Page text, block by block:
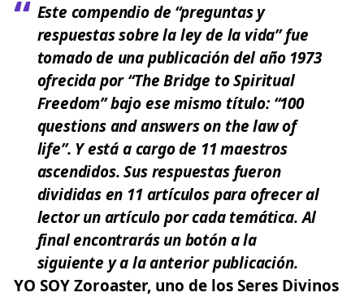
Este compendio de “preguntas y
respuestas sobre la ley de la vida” fue
tomado de una publicación del año 1973
ofrecida por “The Bridge to Spiritual
Freedom” bajo ese mismo título: “100
questions and answers on the law of
life”. Y está a cargo de 11 maestros
ascendidos. Sus respuestas fueron
divididas en 11 artículos para ofrecer al
lector un artículo por cada temática. Al
final encontrarás un botón a la
siguiente y a la anterior publicación.
YO SOY Zoroaster, uno de los Seres Divinos